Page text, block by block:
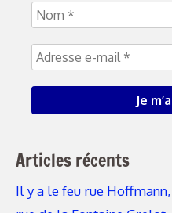
Articles récents
Il y a le feu rue